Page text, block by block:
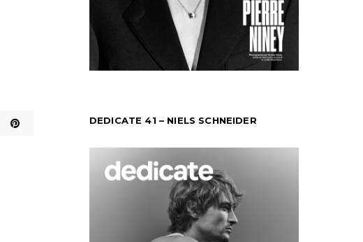
DEDICATE 41 – NIELS SCHNEIDER